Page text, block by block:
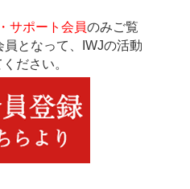
サポート会員のみご覧
となって、IWJの活動
ださい。